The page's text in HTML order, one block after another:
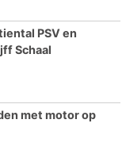
PSV en
Schaal
met motor op